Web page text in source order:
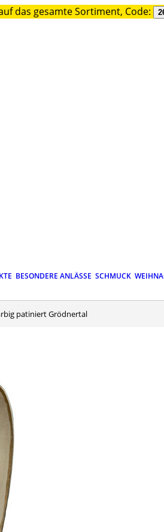
das gesamte Sortiment, Code:
BESONDERE ANLÄSSE SCHMUCK
patiniert Grödnertal